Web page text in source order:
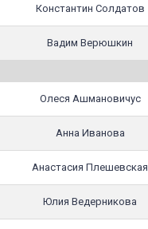
Константин Солдатов
Вадим Верюшкин
Олеся Ашмановичус
Анна Иванова
Анастасия Плешевская
Юлия Ведерникова